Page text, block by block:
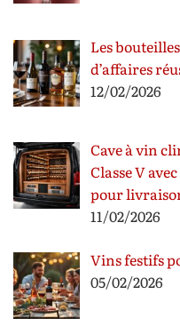
Les
d’affaires
12/02/2026
Cave à vin
Classe V
pour
11/02/2026
Vins festifs
05/02/2026